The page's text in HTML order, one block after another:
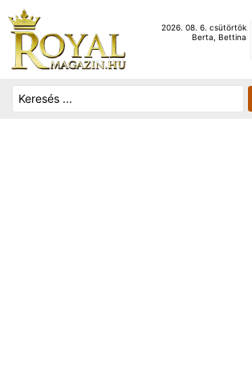
2026. 08. 6. csütörtök
Berta, Bettina